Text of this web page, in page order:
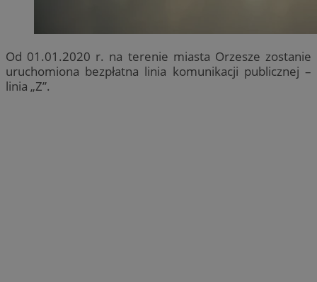
Od 01.01.2020 r. na terenie miasta Orzesze zostanie
uruchomiona bezpłatna linia komunikacji publicznej –
linia „Z”.